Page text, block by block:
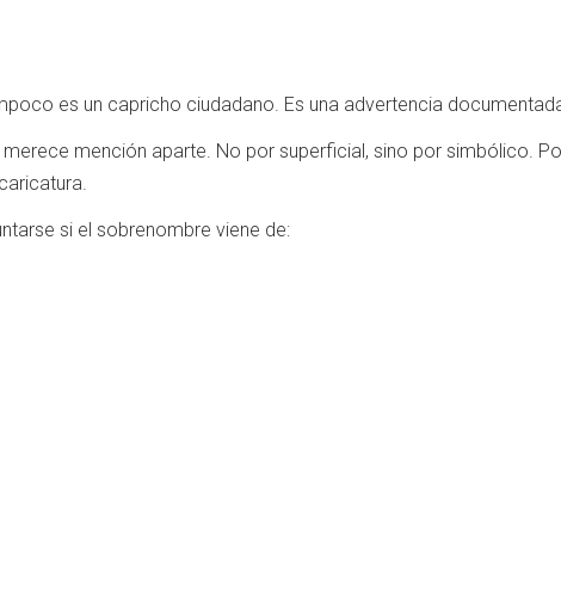
es un capricho ciudadano. Es una advertencia
merece mención aparte. No por superficial, sino por simbólico.
si el sobrenombre viene de: